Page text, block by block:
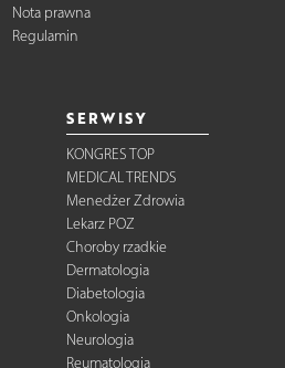
Nota prawna
Regulamin
SERWISY
KONGRES TOP
MEDICAL TRENDS
Menedżer Zdrowia
Lekarz POZ
Choroby rzadkie
Dermatologia
Diabetologia
Onkologia
Neurologia
Reumatologia